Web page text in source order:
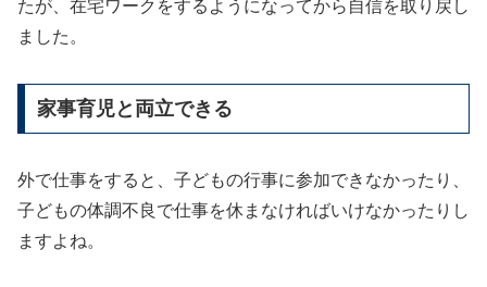
たが、在宅ワークをするようになってから自信を取り戻し
ました。
家事育児と両立できる
外で仕事をすると、子どもの行事に参加できなかったり、
子どもの体調不良で仕事を休まなければいけなかったりし
ますよね。